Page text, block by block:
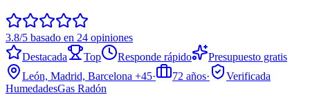
3.8/5 basado en 24 opiniones
Destacada
Top Responde rápido
Presupuesto gratis
León, Madrid, Barcelona +45· 72 años·
Verificada
HumedadesGas Radón